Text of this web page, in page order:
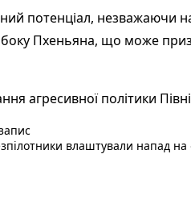
потенціал, незважаючи на
боку Пхеньяна, що може
агресивної політики
Наступний пост :
влаштували напад